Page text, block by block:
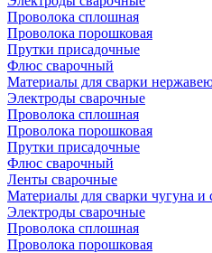
Проволока сплошная
Проволока порошковая
Прутки присадочные
Флюс сварочный
Материалы для сварки
Электроды сварочные
Проволока сплошная
Проволока порошковая
Прутки присадочные
Флюс сварочный
Ленты сварочные
Материалы для сварки чугуна и
Электроды сварочные
Проволока сплошная
Проволока порошковая